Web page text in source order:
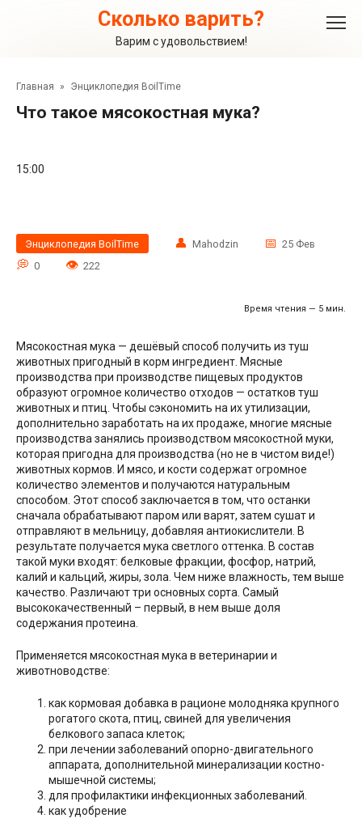
Сколько варить?
Варим с удовольствием!
Главная » Энциклопедия BoilTime
Что такое мясокостная мука?
15:00
Энциклопедия BoilTime Mahodzin
25 Фев
0
222
Время чтения — 5 мин.
Мясокостная мука — дешёвый способ получить из туш
животных пригодный в корм ингредиент. Мясные
производства при производстве пищевых продуктов
образуют огромное количество отходов — остатков туш
животных и птиц. Чтобы сэкономить на их утилизации,
дополнительно заработать на их продаже, многие мясные
производства занялись производством мясокостной муки,
которая пригодна для производства (но не в чистом виде!)
животных кормов. И мясо, и кости содержат огромное
количество элементов и получаются натуральным
способом. Этот способ заключается в том, что останки
сначала обрабатывают паром или варят, затем сушат и
отправляют в мельницу, добавляя антиокислители. В
результате получается мука светлого оттенка. В состав
такой муки входят: белковые фракции, фосфор, натрий,
калий и кальций, жиры, зола. Чем ниже влажность, тем выше
качество. Различают три основных сорта. Самый
высококачественный – первый, в нем выше доля
содержания протеина.
Применяется мясокостная мука в ветеринарии и
животноводстве:
как кормовая добавка в рационе молодняка крупного
рогатого скота, птиц, свиней для увеличения
белкового запаса клеток;
при лечении заболеваний опорно-двигательного
аппарата, дополнительной минерализации костно-
мышечной системы;
для профилактики инфекционных заболеваний.
как удобрение